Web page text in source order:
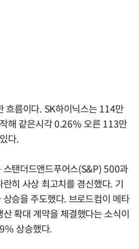
흐름이다. SK하이닉스는 114만
해 같은시각 0.26% 오른 113만
다.
스탠더드앤드푸어스(S&P) 500과
히 사상 최고치를 경신했다. 기
승을 주도했다. 브로드컴이 메타
확대 계약을 체결했다는 소식이
상승했다.